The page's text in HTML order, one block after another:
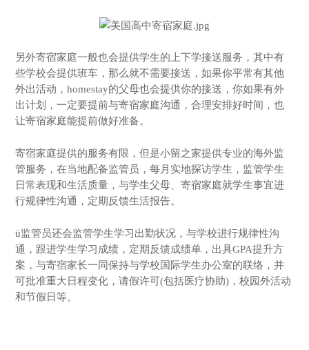
另外寄宿家庭一般也会提供学生的上下学接送服务，其中有
些学校会提供班车，那么就不需要接送，如果你平常有其他
外出活动，homestay的父母也会提供你的接送，你如果有外
出计划，一定要提前与寄宿家庭沟通，合理安排好时间，也
让寄宿家庭能提前做好准备。
寄宿家庭提供的服务有限，但是小留之家提供专业的海外监
管服务，在当地配备监管员，每月实地探访学生，监管学生
日常表现和生活质量，与学生父母、寄宿家庭就学生事宜进
行规律性沟通，定期反馈生活报告。
ü监管员还会监管学生学习出勤状况，与学校进行规律性沟
通，跟进学生学习成绩，定期反馈成绩单，出具GPA提升方
案，与寄宿家长一同保持与学校国际学生办公室的联络，并
可批准重大日程变化，请假许可(包括医疗协助)，校园外活动
和节假日等。